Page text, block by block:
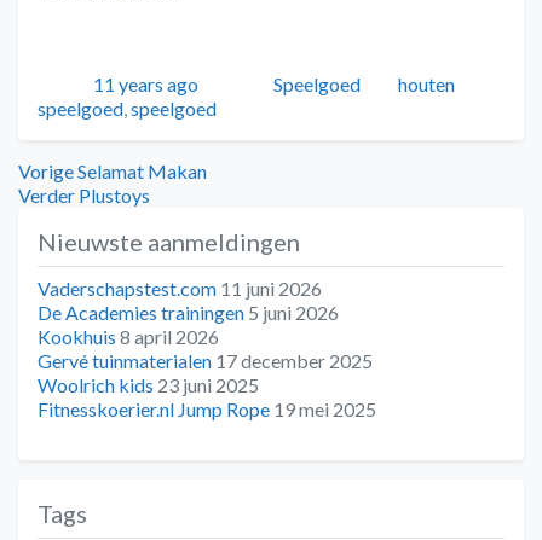
Geplaatst
11 years ago AuteurCategorieën
Speelgoed Tags
houten
speelgoed speelgoed
Bericht
navigatie
VorigeVorig
bericht:
Selamat Makan
Verder Volgend
Plustoys
Nieuwste aanmeldingen
Vaderschapstest.com 11 juni 2026
De Academies trainingen 5 juni 2026
Kookhuis 8 april 2026
Gervé tuinmaterialen 17 december 2025
Woolrich kids 23 juni 2025
Fitnesskoerier.nl Jump Rope 19 mei 2025
Tags